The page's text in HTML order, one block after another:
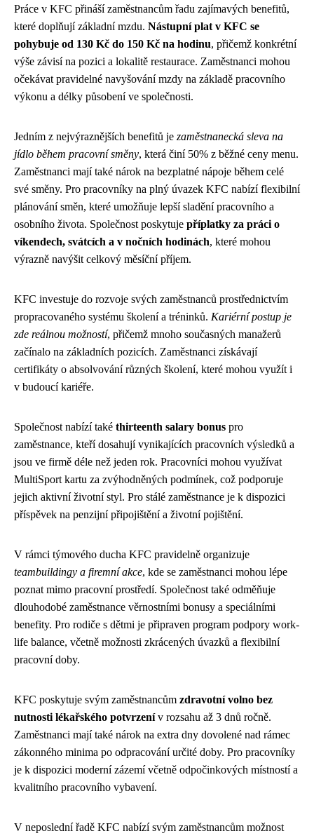
Práce v KFC přináší zaměstnancům řadu zajímavých benefitů,
které doplňují základní mzdu. Nástupní plat v KFC se
pohybuje od 130 Kč do 150 Kč na hodinu, přičemž konkrétní
výše závisí na pozici a lokalitě restaurace. Zaměstnanci mohou
očekávat pravidelné navyšování mzdy na základě pracovního
výkonu a délky působení ve společnosti.
Jedním z nejvýraznějších benefitů je zaměstnanecká sleva na
jídlo během pracovní směny, která činí 50% z běžné ceny menu.
Zaměstnanci mají také nárok na bezplatné nápoje během celé
své směny. Pro pracovníky na plný úvazek KFC nabízí flexibilní
plánování směn, které umožňuje lepší sladění pracovního a
osobního života. Společnost poskytuje příplatky za práci o
víkendech, svátcích a v nočních hodinách, které mohou
výrazně navýšit celkový měsíční příjem.
KFC investuje do rozvoje svých zaměstnanců prostřednictvím
propracovaného systému školení a tréninků. Kariérní postup je
zde reálnou možností, přičemž mnoho současných manažerů
začínalo na základních pozicích. Zaměstnanci získávají
certifikáty o absolvování různých školení, které mohou využít i
v budoucí kariéře.
Společnost nabízí také thirteenth salary bonus pro
zaměstnance, kteří dosahují vynikajících pracovních výsledků a
jsou ve firmě déle než jeden rok. Pracovníci mohou využívat
MultiSport kartu za zvýhodněných podmínek, což podporuje
jejich aktivní životní styl. Pro stálé zaměstnance je k dispozici
příspěvek na penzijní připojištění a životní pojištění.
V rámci týmového ducha KFC pravidelně organizuje
teambuildingy a firemní akce, kde se zaměstnanci mohou lépe
poznat mimo pracovní prostředí. Společnost také odměňuje
dlouhodobé zaměstnance věrnostními bonusy a speciálními
benefity. Pro rodiče s dětmi je připraven program podpory work-
life balance, včetně možnosti zkrácených úvazků a flexibilní
pracovní doby.
KFC poskytuje svým zaměstnancům zdravotní volno bez
nutnosti lékařského potvrzenív rozsahu až 3 dnů ročně.
Zaměstnanci mají také nárok na extra dny dovolené nad rámec
zákonného minima po odpracování určité doby. Pro pracovníky
je k dispozici moderní zázemí včetně odpočinkových místností a
kvalitního pracovního vybavení.
V neposlední řadě KFC nabízí svým zaměstnancům možnost